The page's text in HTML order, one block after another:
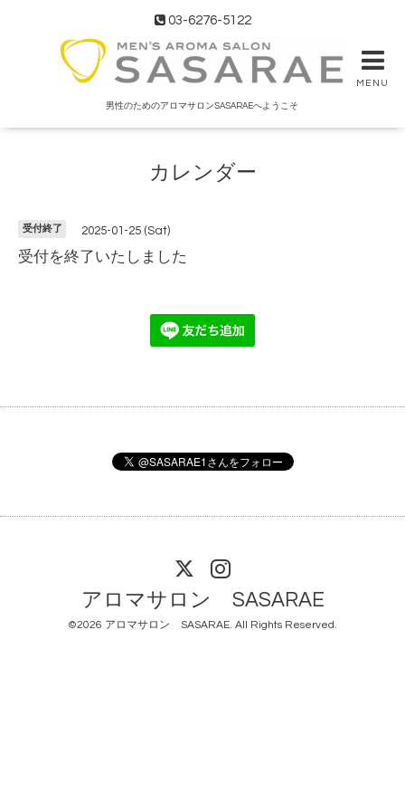
03-6276-5122
MENU
男性のためのアロマサロンSASARAEへようこそ
カレンダー
受付終了 2025-01-25 (Sat)
受付を終了いたしました
アロマサロン SASARAE
©2026 アロマサロン SASARAE. All Rights Reserved.